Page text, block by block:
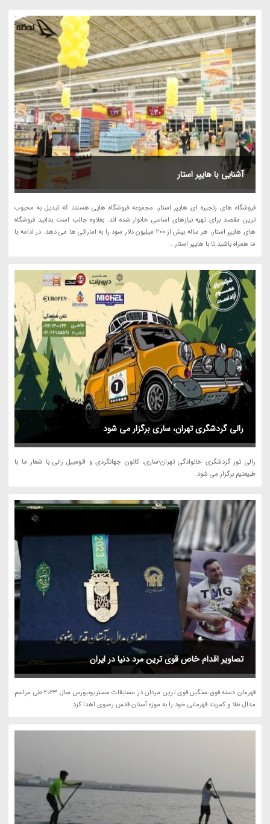
آشنایی با هایپر استار
فروشگاه های زنجیره ای هایپر استار، مجموعه فروشگاه هایی هستند که تبدیل به محبوب
ترین مقصد برای تهیه نیازهای اساسی خانوار شده اند. بعلاوه جالب است بدانید فروشگاه
های هایپر استار، هر ساله بیش از 200 میلیون دلار سود را به اماراتی ها می دهد. در ادامه با
ما همراه باشید تا با هایپر استار...
رالی گردشگری تهران، ساری برگزار می شود
رالی تور گردشگری خانوادگی تهران-ساری، کانون جهانگردی و اتومبیل رانی با شعار ما با
طبیعتیم برگزار می شود.
تصاویر اقدام خاص قوی ترین مرد دنیا در ایران
قهرمان دسته فوق سنگین قوی ترین مردان در مسابقات مستریونیورس سال 2023 طی مراسم
مدال طلا و کمربند قهرمانی خود را به موزه آستان قدس رضوی اهدا کرد.